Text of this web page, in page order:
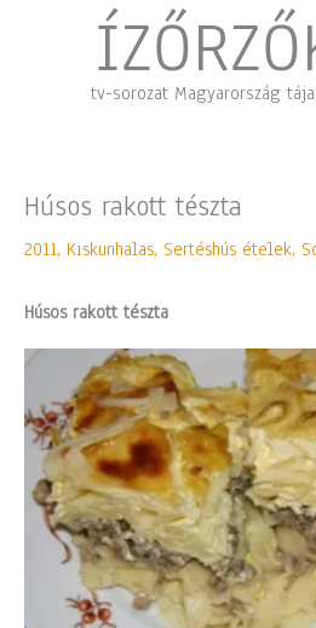
tv-sorozat Magyarország
Húsos rakott tészta
2011, Kiskunhalas, Sertéshús ételek,
Húsos rakott tészta